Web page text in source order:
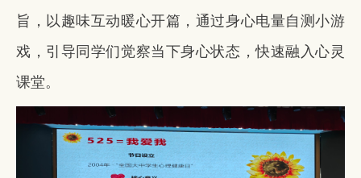
旨，以趣味互动暖心开篇，通过身心电量自测小游
戏，引导同学们觉察当下身心状态，快速融入心灵
课堂。